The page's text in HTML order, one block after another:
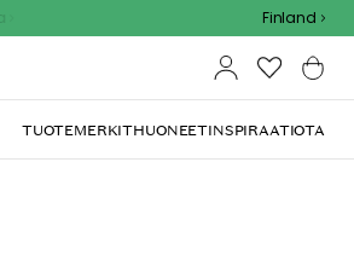
Finland
TUOTEMERKITHUONEETINSPIRAATIOTA